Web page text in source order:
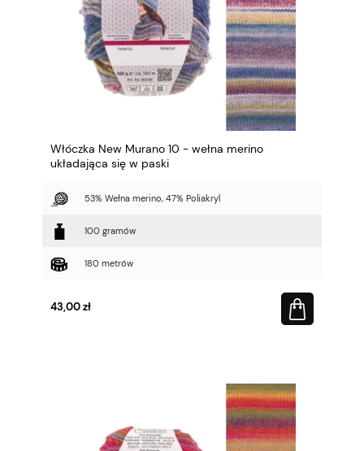
Włóczka New Murano 10 - wełna merino
układająca się w paski
53% Wełna merino, 47% Poliakryl
100 gramów
180 metrów
43,00 zł